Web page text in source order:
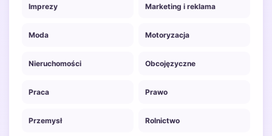
Imprezy Marketing i reklama
Moda Motoryzacja
Nieruchomości Obcojęzyczne
Praca Prawo
Przemysł Rolnictwo